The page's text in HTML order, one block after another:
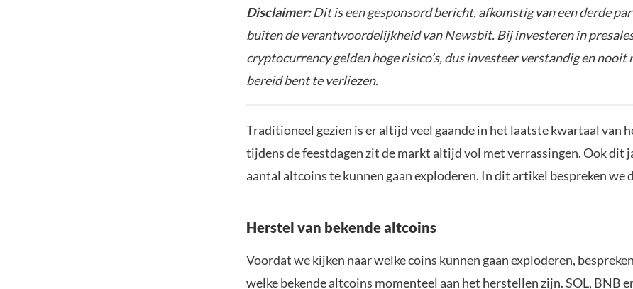
Disclaimer:Dit is een gesponsord bericht, afkomstig van een derde
buiten de verantwoordelijkheid van Newsbit. Bij investeren in
cryptocurrency gelden hoge risico’s, dus investeer verstandig en nooit
bereid bent te verliezen.
Traditioneel gezien is er altijd veel gaande in het laatste kwartaal van
tijdens de feestdagen zit de markt altijd vol met verrassingen. Ook dit
aantal altcoins te kunnen gaan exploderen. In dit artikel bespreken we
Herstel van bekende altcoins
Voordat we kijken naar welke coins kunnen gaan exploderen,
welke bekende altcoins momenteel aan het herstellen zijn. SOL, BNB